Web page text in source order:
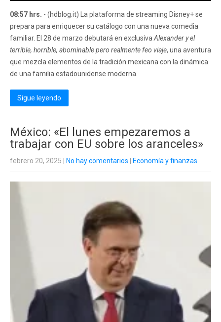
08:57 hrs. - (hdblog.it) La plataforma de streaming Disney+ se
prepara para enriquecer su catálogo con una nueva comedia
familiar. El 28 de marzo debutará en exclusiva Alexander y el
terrible, horrible, abominable pero realmente feo viaje, una aventura
que mezcla elementos de la tradición mexicana con la dinámica
de una familia estadounidense moderna.
Sigue leyendo
México: «El lunes empezaremos a
trabajar con EU sobre los aranceles»
febrero 20, 2025 No hay comentarios Economía y finanzas